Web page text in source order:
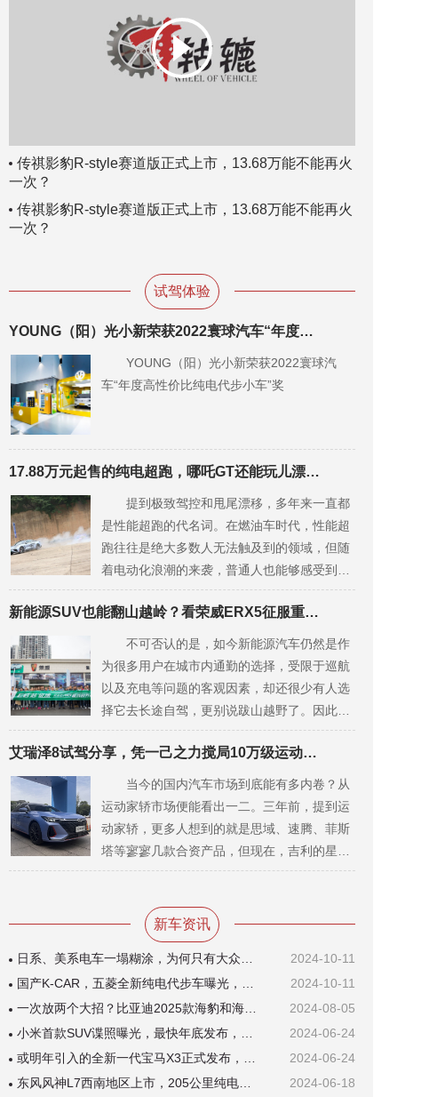
传祺影豹R-style赛道版正式上市，13.68万能不能再火
一次？
传祺影豹R-style赛道版正式上市，13.68万能不能再火
一次？
试驾体验
YOUNG（阳）光小新荣获2022寰球汽车“年度高性价比纯电代步小车”奖
YOUNG（阳）光小新荣获2022寰球汽
车“年度高性价比纯电代步小车”奖
17.88万元起售的纯电超跑，哪吒GT还能玩儿漂移？
提到极致驾控和甩尾漂移，多年来一直都
是性能超跑的代名词。在燃油车时代，性能超
跑往往是绝大多数人无法触及到的领域，但随
着电动化浪潮的来袭，普通人也能够感受到大
排量超跑带来的驾驶乐趣。
新能源SUV也能翻山越岭？看荣威ERX5征服重庆越野公园
不可否认的是，如今新能源汽车仍然是作
为很多用户在城市内通勤的选择，受限于巡航
以及充电等问题的客观因素，却还很少有人选
择它去长途自驾，更别说跋山越野了。因此，
尽管说很多新能源SUV的动力参数十分亮眼，
但大部分人还不知道它在实际用途中的越野能
力，不过在9月27号的重庆越野公园，我们却
有了一场挖掘新能源SUV强悍性能的机会。
艾瑞泽8试驾分享，凭一己之力搅局10万级运动家轿市场
当今的国内汽车市场到底能有多内卷？从
运动家轿市场便能看出一二。三年前，提到运
动家轿，更多人想到的就是思域、速腾、菲斯
塔等寥寥几款合资产品，但现在，吉利的星
瑞、长安的UNI-V、传祺的影豹，无一不是运
后，更是让运动家轿这一细分市场的竞争变得
空前激烈。
新车资讯
2024-10-11
2024-10-11
2024-08-05
2024-06-24
2024-06-24
2024-06-18